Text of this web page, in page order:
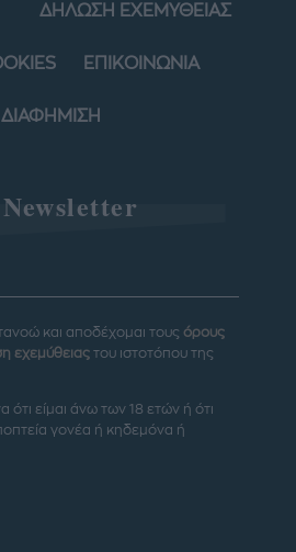
ΔΗΛΩΣΗ ΕΧΕΜΥΘΕΙΑΣ
ΕΠΙΚΟΙΝΩΝΙΑ
ΔΙΑΦΗΜΙΣΗ
Newsletter
και αποδέχομαι τους όρους
εχεμύθειας του ιστοτόπου της
είμαι άνω των 18 ετών ή ότι
γονέα ή κηδεμόνα ή